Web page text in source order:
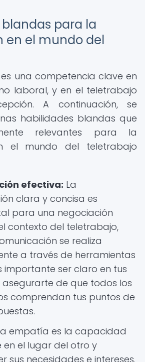
para la
en el mundo del
una competencia clave en
laboral, y en el teletrabajo
A continuación, se
habilidades blandas que
relevantes para la
el mundo del teletrabajo
efectiva: La
clara y concisa es
para una negociación
contexto del teletrabajo,
se realiza
a través de herramientas
importante ser claro en tus
asegurarte de que todos los
comprendan tus puntos de
empatía es la capacidad
en el lugar del otro y
sus necesidades e intereses.